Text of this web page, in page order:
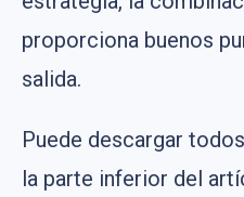
proporciona buenos
salida.
Puede descargar
la parte inferior del